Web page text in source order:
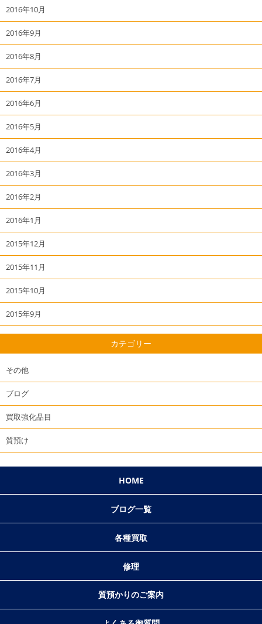
2016年10月
2016年9月
2016年8月
2016年7月
2016年6月
2016年5月
2016年4月
2016年3月
2016年2月
2016年1月
2015年12月
2015年11月
2015年10月
2015年9月
カテゴリー
その他
ブログ
買取強化品目
質預け
HOME
ブログ一覧
各種買取
修理
質預かりのご案内